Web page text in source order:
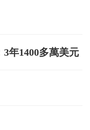
年1400多萬美元